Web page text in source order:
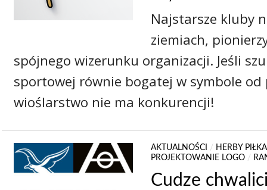
Najstarsze kluby
ziemiach,
spójnego wizerunku organizacji. Jeśli
sportowej równie bogatej w symbole
wioślarstwo nie ma konkurencji!
AKTUALNOŚCI / HERBY
PROJEKTOWANIE LOGO/
Cudze